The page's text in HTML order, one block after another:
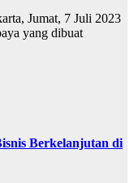
Jumat, 7 Juli 2023
yang dibuat
Berkelanjutan di